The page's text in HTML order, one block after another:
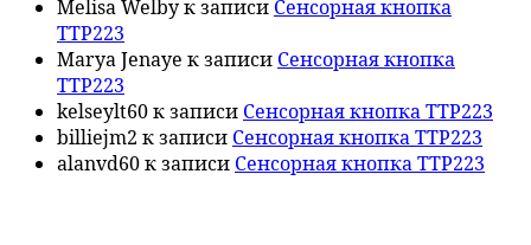
Melisa Welbyк записи Сенсорная кнопка
TTP223
Marya Jenaye к записи Сенсорная кнопка
TTP223
kelseylt60к записи Сенсорная кнопка TTP223
billiejm2 к записи Сенсорная кнопка TTP223
alanvd60к записи Сенсорная кнопка TTP223